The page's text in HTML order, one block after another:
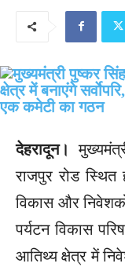
देहरादून।
राजपुर रोड स्थित
विकास और
पर्यटन विकास
आतिथ्य क्षेत्र में